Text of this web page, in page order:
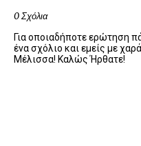
0 Σχόλια
Για οποιαδήποτε ερώτηση
ένα σχόλιο και εμείς με
Μέλισσα! Καλώς Ήρθατε!